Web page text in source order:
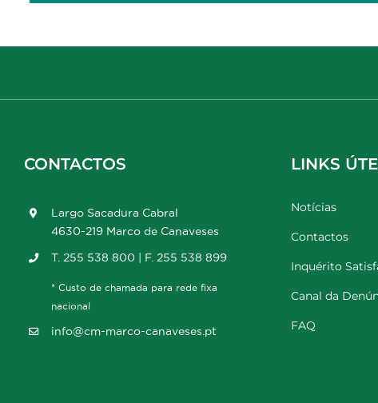
CONTACTOS
Largo Sacadura Cabral
4630-219 Marco de Canaveses
T. 255 538 800 | F. 255 538 899
* Custo de chamada para rede fixa
nacional
info@cm-marco-canaveses.pt
LINKS
Notícias
Contactos
Inquérito
Canal da
FAQ